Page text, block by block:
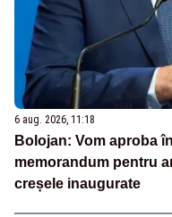
6 aug. 2026, 11:18
Bolojan: Vom aproba
memorandum pentru
creșele inaugurate